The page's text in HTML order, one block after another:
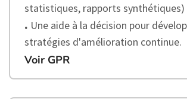
statistiques, rapports synthétiques)
. Une aide à la décision pour
stratégies d'amélioration continue.
Voir GPR